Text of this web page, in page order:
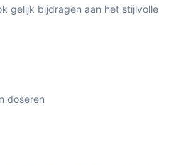
gelijk bijdragen aan het stijlvolle
doseren